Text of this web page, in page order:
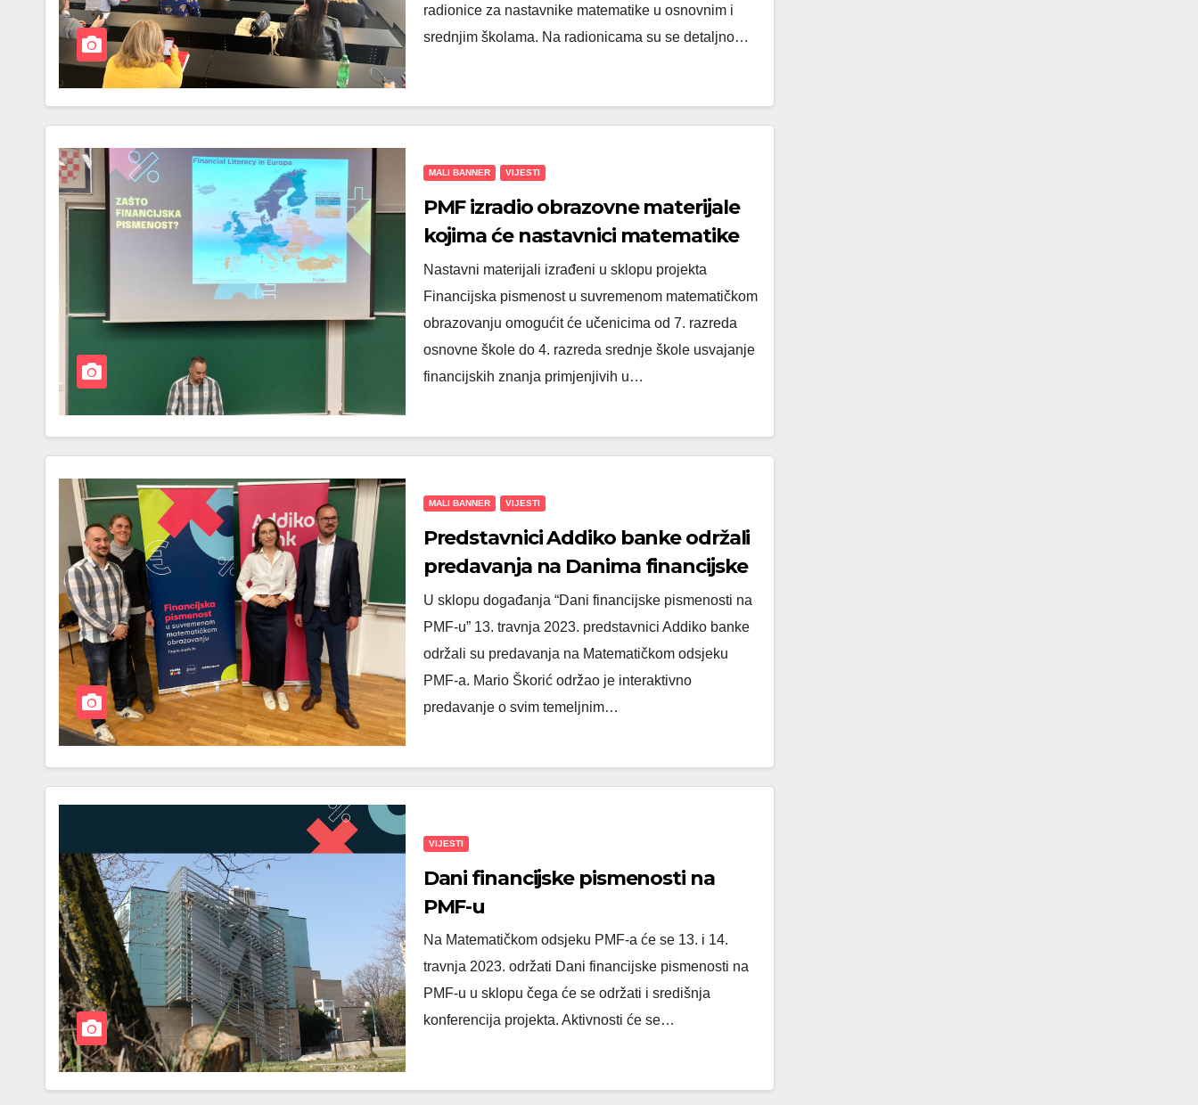
radionice za nastavnike matematike u osnovnim i
srednjim školama. Na radionicama su se detaljno…
MALI BANNER VIJESTI
PMF izradio obrazovne materijale
kojima će nastavnici matematike
učenike poučavati financijskoj
pismenosti
Nastavni materijali izrađeni u sklopu projekta
Financijska pismenost u suvremenom matematičkom
obrazovanju omogućit će učenicima od 7. razreda
osnovne škole do 4. razreda srednje škole usvajanje
financijskih znanja primjenjivih u…
MALI BANNER VIJESTI
Predstavnici Addiko banke održali
predavanja na Danima financijske
pismenosti na PMF-u
U sklopu događanja “Dani financijske pismenosti na
PMF-u” 13. travnja 2023. predstavnici Addiko banke
održali su predavanja na Matematičkom odsjeku
PMF-a. Mario Škorić održao je interaktivno
predavanje o svim temeljnim…
VIJESTI
Dani financijske pismenosti na
PMF-u
Na Matematičkom odsjeku PMF-a će se 13. i 14.
travnja 2023. održati Dani financijske pismenosti na
PMF-u u sklopu čega će se održati i središnja
konferencija projekta. Aktivnosti će se…